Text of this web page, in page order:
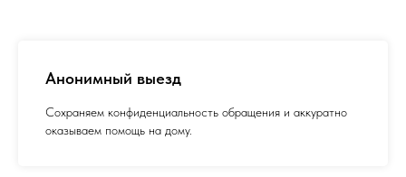
Анонимный выезд
Сохраняем конфиденциальность обращения и аккуратно
оказываем помощь на дому.